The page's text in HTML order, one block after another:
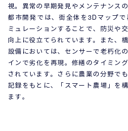
視。異常の早期発見やメンテナンス
都市開発では、街全体を3Dマップ
ミュレーションすることで、防災や
向上に役立てられています。また、
設備においては、センサーで老朽化
インで劣化を再現。修繕のタイミン
されています。さらに農業の分野で
記録をもとに、「スマート農場」を
ます。